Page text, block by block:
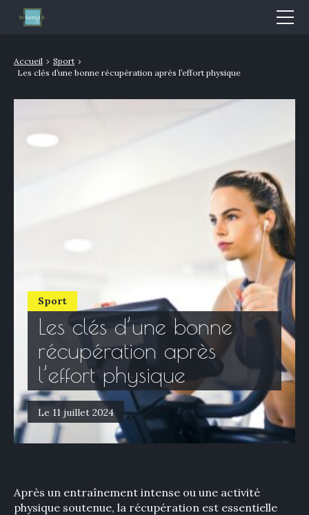
Sport
Les clés d’une bonne
récupération après
l’effort physique
Le 11 juillet 2024
Accueil › Sport ›
Les clés d’une bonne récupération après l’effort physique
Après un entraînement intense ou une activité
physique soutenue, la récupération est essentielle
Bien-être & Santé
Sport